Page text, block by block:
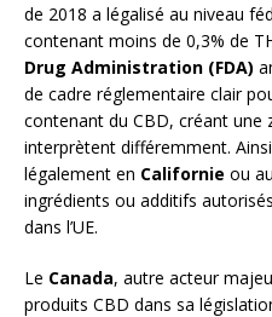
de 2018 a légalisé au niveau
contenant moins de 0,3% de
Drug Administration (FDA)
de cadre réglementaire clair
contenant du CBD, créant une
interprètent différemment.
légalement en Californie ou au
ingrédients ou additifs
dans l’UE.
Le Canada, autre acteur
produits CBD dans sa